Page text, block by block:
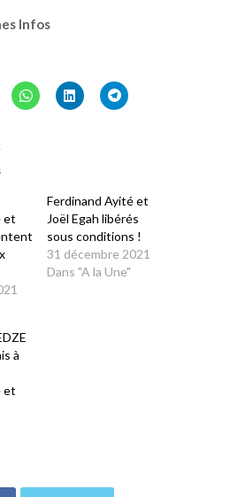
Infos
Cliquez
pour
Cliquez
pour
Cliquez
pour
et
Ferdinand Ayité et
Joël Egah libérés
sous conditions !
31 décembre 2021
Dans "A la Une"
à
et